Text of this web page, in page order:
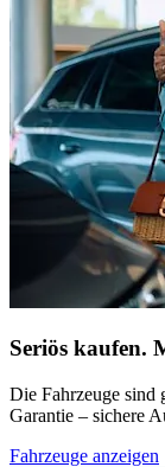
Seriös kaufen.
Die Fahrzeuge sind
Garantie – sichere
Fahrzeuge anzeigen